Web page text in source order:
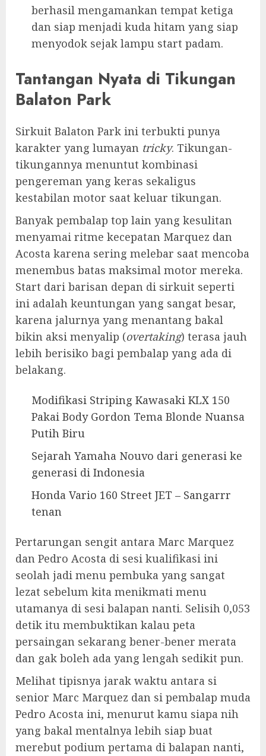
berhasil mengamankan tempat ketiga
dan siap menjadi kuda hitam yang siap
menyodok sejak lampu start padam.
Tantangan Nyata di Tikungan
Balaton Park
Sirkuit Balaton Park ini terbukti punya
karakter yang lumayan tricky. Tikungan-
tikungannya menuntut kombinasi
pengereman yang keras sekaligus
kestabilan motor saat keluar tikungan.
Banyak pembalap top lain yang kesulitan
menyamai ritme kecepatan Marquez dan
Acosta karena sering melebar saat mencoba
menembus batas maksimal motor mereka.
Start dari barisan depan di sirkuit seperti
ini adalah keuntungan yang sangat besar,
karena jalurnya yang menantang bakal
bikin aksi menyalip (overtaking) terasa jauh
lebih berisiko bagi pembalap yang ada di
belakang.
Modifikasi Striping Kawasaki KLX 150
Pakai Body Gordon Tema Blonde Nuansa
Putih Biru
Sejarah Yamaha Nouvo dari generasi ke
generasi di Indonesia
Honda Vario 160 Street JET – Sangarrr
tenan
Pertarungan sengit antara Marc Marquez
dan Pedro Acosta di sesi kualifikasi ini
seolah jadi menu pembuka yang sangat
lezat sebelum kita menikmati menu
utamanya di sesi balapan nanti. Selisih 0,053
detik itu membuktikan kalau peta
persaingan sekarang bener-bener merata
dan gak boleh ada yang lengah sedikit pun.
Melihat tipisnya jarak waktu antara si
senior Marc Marquez dan si pembalap muda
Pedro Acosta ini, menurut kamu siapa nih
yang bakal mentalnya lebih siap buat
merebut podium pertama di balapan nanti,